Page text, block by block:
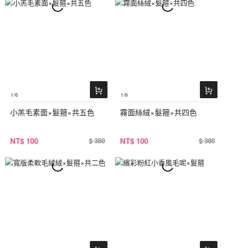
1/6
小羔毛素面×髮箍×共五色
NT$ 100 $ 380
1/6
霧面絲絨×髮箍×共四色
NT$ 100 $ 380